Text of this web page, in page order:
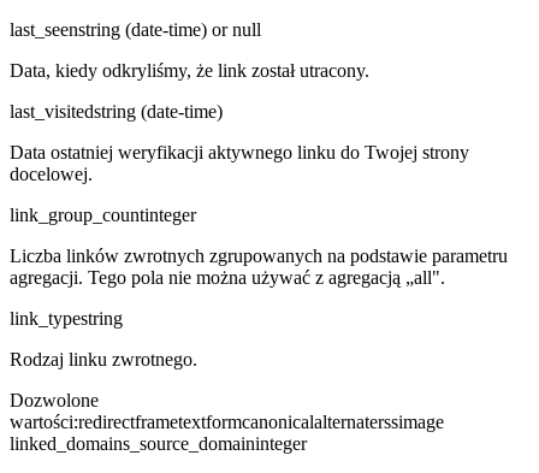
last_seenstring (date-time) or null
Data, kiedy odkryliśmy, że link został utracony.
last_visitedstring (date-time)
Data ostatniej weryfikacji aktywnego linku do Twojej strony
docelowej.
link_group_countinteger
Liczba linków zwrotnych zgrupowanych na podstawie parametru
agregacji. Tego pola nie można używać z agregacją „all".
link_typestring
Rodzaj linku zwrotnego.
Dozwolone
wartości:redirectframetextformcanonicalalternaterssimage
linked_domains_source_domaininteger